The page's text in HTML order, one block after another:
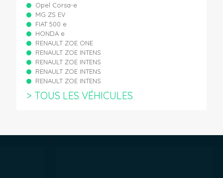
Opel Corsa-e
MG ZS EV
FIAT 500 e
HONDA e
RENAULT ZOE ONE
RENAULT ZOE INTENS
RENAULT ZOE INTENS
RENAULT ZOE INTENS
RENAULT ZOE INTENS
> TOUS LES VÉHICULES